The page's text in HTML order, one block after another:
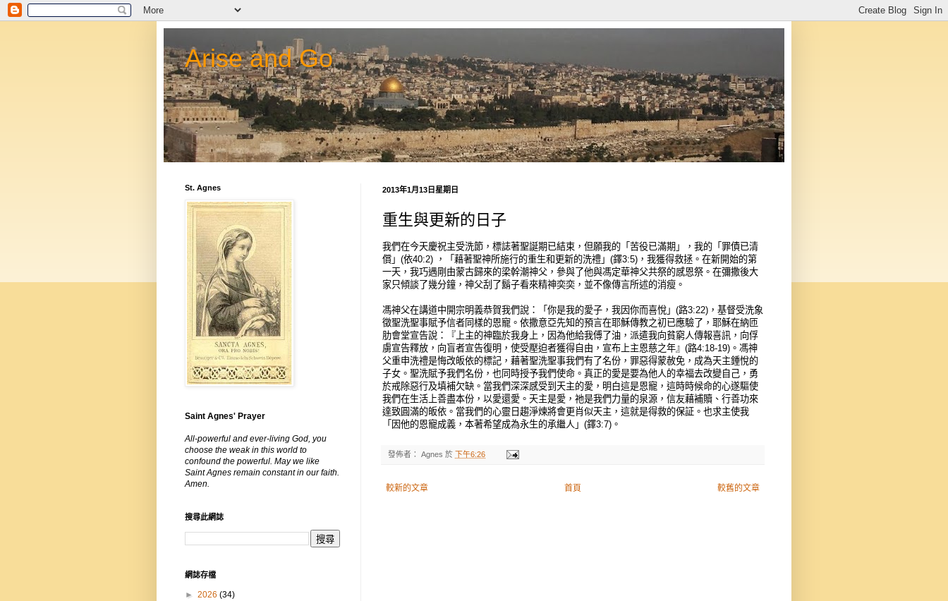
Arise and Go
2013年1月13日星期日
重生與更新的日子
我們在今天慶祝主受洗節，標誌著聖誕期已結束，但願我的「苦役已滿期」，我的「罪債已清
償」(依40:2) ，「藉著聖神所施行的重生和更新的洗禮」(鐸3:5)，我獲得救拯。在新開始的第
一天，我巧遇剛由蒙古歸來的梁幹潮神父，參與了他與馮定華神父共祭的感恩祭。在彌撒後大
家只傾談了幾分鐘，神父刮了鬍子看來精神奕奕，並不像傳言所述的消瘦。
馮神父在講道中開宗明義恭賀我們說：「你是我的愛子，我因你而喜悅」(路3:22)，基督受洗象
徵聖洗聖事賦予信者同樣的恩寵。依撒意亞先知的預言在耶穌傳教之初已應驗了，耶穌在納匝
肋會堂宣告說：『上主的神臨於我身上，因為他給我傅了油，派遣我向貧窮人傳報喜訊，向俘
虜宣告釋放，向盲者宣告復明，使受壓迫者獲得自由，宣布上主恩慈之年』(路4:18-19)。馮神
父重申洗禮是悔改皈依的標記，藉著聖洗聖事我們有了名份，罪惡得蒙赦免，成為天主鍾悅的
子女。聖洗賦予我們名份，也同時授予我們使命。真正的愛是要為他人的幸福去改變自己，勇
於戒除惡行及填補欠缺。當我們深深感受到天主的愛，明白這是恩寵，這時時候命的心遂驅使
我們在生活上善盡本份，以愛還愛。天主是愛，祂是我們力量的泉源，信友藉補贖、行善功來
達致圓滿的皈依。當我們的心靈日趨淨煉將會更肖似天主，這就是得救的保証。也求主使我
「因他的恩寵成義，本著希望成為永生的承繼人」(鐸3:7)。
發佈者： Agnes 於 下午6:26
較新的文章 較舊的文章
首頁
St. Agnes
Saint Agnes' Prayer
All-powerful and ever-living God, you
choose the weak in this world to
confound the powerful. May we like
Saint Agnes remain constant in our faith.
Amen.
搜尋此網誌
網誌存檔
► 2026 (34)